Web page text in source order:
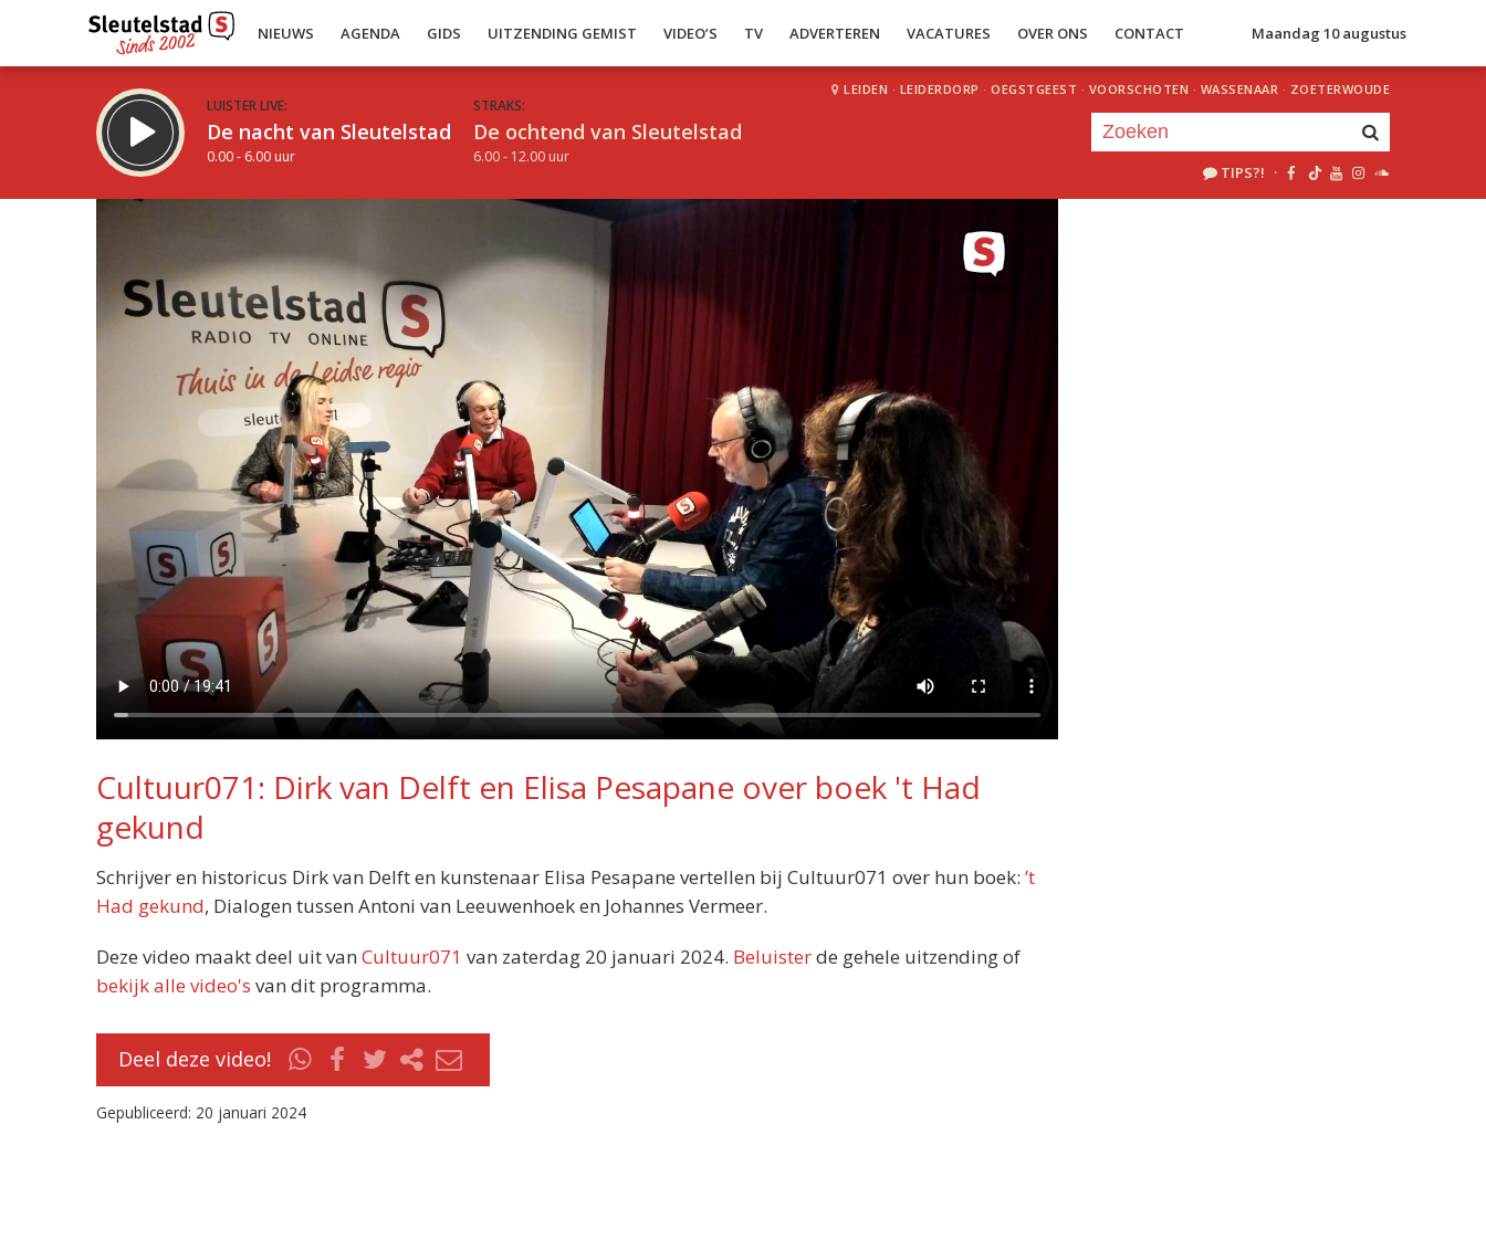
NIEUWS AGENDA GIDS UITZENDING GEMIST VIDEO’S TV ADVERTEREN VACATURES OVER ONS CONTACT Maandag 10 augustus
LUISTER LIVE:
De nacht van Sleutelstad
0.00 - 6.00 uur
STRAKS:
De ochtend van Sleutelstad
6.00 - 12.00 uur
LEIDEN · LEIDERDORP · OEGSTGEEST · VOORSCHOTEN · WASSENAAR · ZOETERWOUDE
TIPS?! ·
Inklappen
Cultuur071: Dirk van Delft en Elisa Pesapane over boek 't Had
gekund
Schrijver en historicus Dirk van Delft en kunstenaar Elisa Pesapane vertellen bij Cultuur071 over hun boek: ’t
Had gekund, Dialogen tussen Antoni van Leeuwenhoek en Johannes Vermeer.
Deze video maakt deel uit van Cultuur071 van zaterdag 20 januari 2024. Beluisterde gehele uitzending of
bekijk alle video's van dit programma.
Deel deze video!
Gepubliceerd: 20 januari 2024